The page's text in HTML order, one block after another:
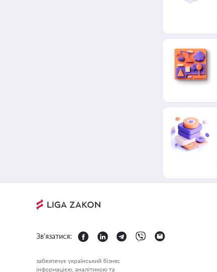
Зв'язатися:
забезпечує український бізнес
інформацією, аналітикою та